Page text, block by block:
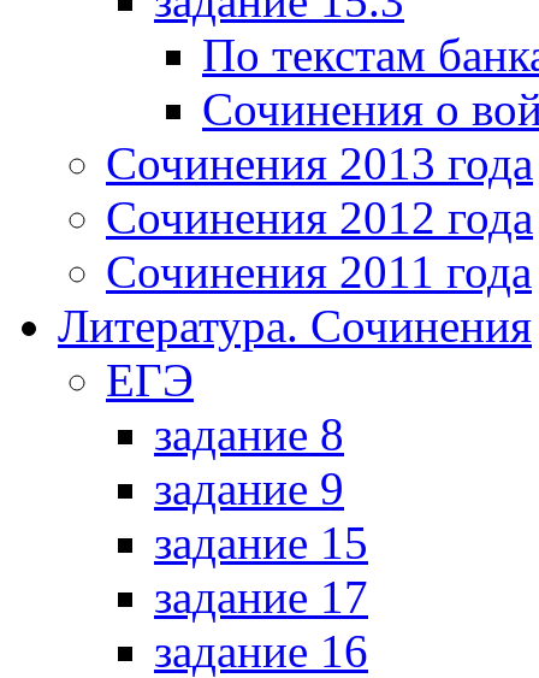
По текстам
Сочинения о
Сочинения 2013 года
Сочинения 2012 года
Сочинения 2011 года
Литература. Сочинения
ЕГЭ
задание 8
задание 9
задание 15
задание 17
задание 16